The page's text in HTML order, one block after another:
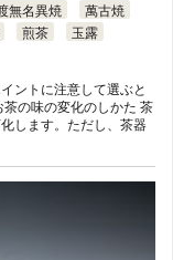
無名異焼
萬古焼
煎茶
玉露
ントに注意して選ぶと
の味の変化のしかた 茶
します。ただし、茶器